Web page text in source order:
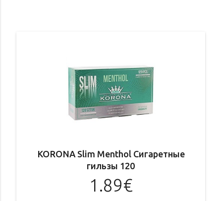
KORONA Slim Menthol Сигаретные
гильзы 120
1.89€